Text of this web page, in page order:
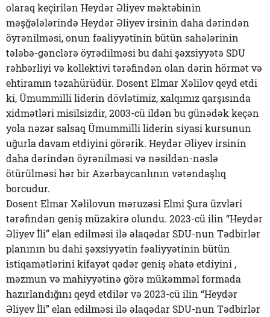
olaraq keçirilən Heydər Əliyev məktəbinin
məşğələlərində Heydər Əliyev irsinin daha dərindən
öyrənilməsi, onun fəaliyyətinin bütün sahələrinin
tələbə-gənclərə öyrədilməsi bu dahi şəxsiyyətə SDU
rəhbərliyi və kollektivi tərəfindən olan dərin hörmət və
ehtiramın təzahürüdür. Dosent Elmar Xəlilov qeyd etdi
ki, Ümummilli liderin dövlətimiz, xalqımız qarşısında
xidmətləri misilsizdir, 2003-cü ildən bu günədək keçən
yola nəzər salsaq Ümummilli liderin siyasi kursunun
uğurla davam etdiyini görərik. Heydər Əliyev irsinin
daha dərindən öyrənilməsi və nəsildən-nəslə
ötürülməsi hər bir Azərbaycanlının vətəndaşlıq
borcudur.
Dosent Elmar Xəlilovun məruzəsi Elmi Şura üzvləri
tərəfindən geniş müzakirə olundu. 2023-cü ilin “Heydər
Əliyev İli” elan edilməsi ilə əlaqədar SDU-nun Tədbirlər
planının bu dahi şəxsiyyətin fəaliyyətinin bütün
istiqamətlərini kifayət qədər geniş əhatə etdiyini ,
məzmun və mahiyyətinə görə mükəmməl formada
hazırlandığını qeyd etdilər və 2023-cü ilin “Heydər
Əliyev İli” elan edilməsi ilə əlaqədar SDU-nun Tədbirlər